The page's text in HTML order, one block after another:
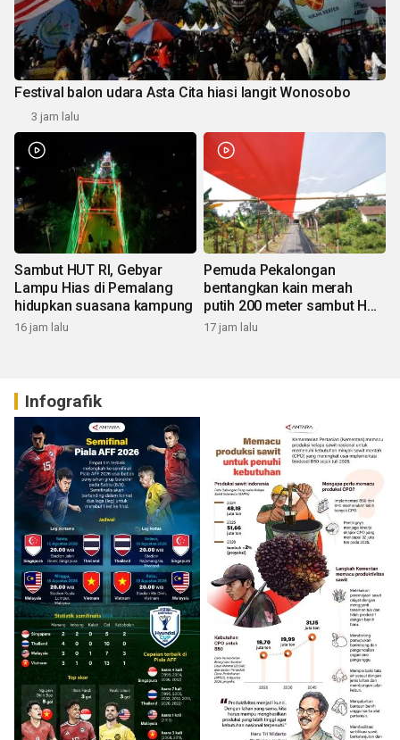
Festival balon udara Asta Cita hiasi langit Wonosobo
3 jam lalu
Sambut HUT RI, Gebyar
Lampu Hias di Pemalang
hidupkan suasana kampung
16 jam lalu
Pemuda Pekalongan
bentangkan kain merah
putih 200 meter sambut HUT
RI
17 jam lalu
Infografik